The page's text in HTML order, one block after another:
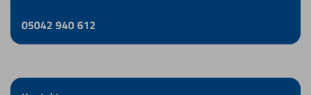
05042 940 612